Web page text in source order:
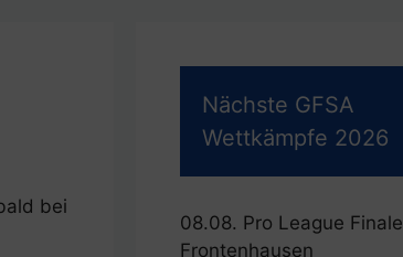
bei
Nächste GFSA
Wettkämpfe 2026
08.08. Pro League Finale
Frontenhausen